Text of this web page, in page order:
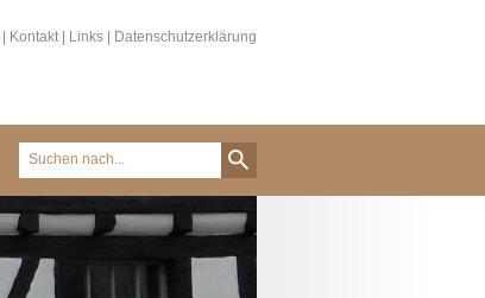
Kontakt Links Datenschutzerklärung